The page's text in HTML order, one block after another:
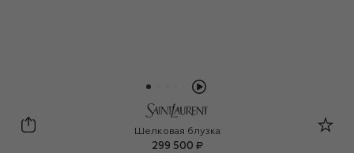
Saint Laurent
Шелковая блузка
299 500 ₽